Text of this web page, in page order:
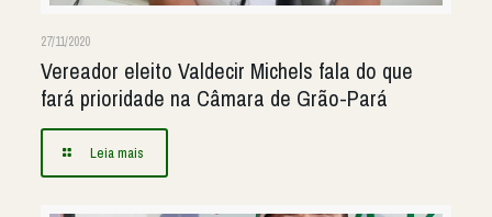
27/11/2020
Vereador eleito Valdecir Michels fala do que
fará prioridade na Câmara de Grão-Pará
Leia mais